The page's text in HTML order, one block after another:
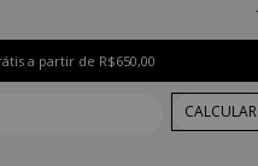
Alterar CEP
a partir de R$650,00
CALCULAR